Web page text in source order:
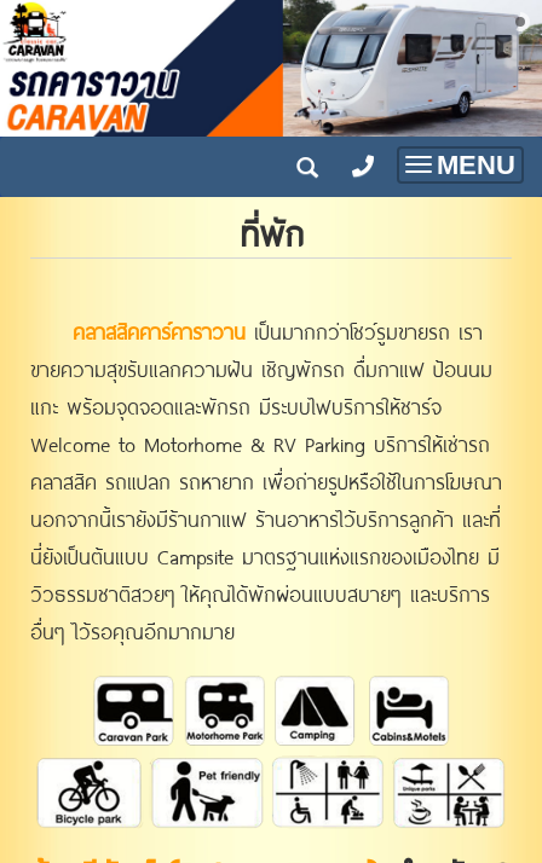
Toggle
MENU
ที่พัก
คลาสสิคคาร์คาราวาน ‬เป็นมากกว่าโชว์รูมขายรถ เรา
ขายความสุขรับแลกความฝัน ‬เชิญพักรถ ดื่มกาแฟ ป้อนนม
แกะ พร้อมจุดจอดและพักรถ มีระบบไฟบริการให้ชาร์จ
Welcome to Motorhome & RV Parking บริการให้เช่ารถ
คลาสสิค รถแปลก รถหายาก เพื่อถ่ายรูปหรือใช้ในการโฆษณา
นอกจากนี้เรายังมีร้านกาแฟ ร้านอาหารไว้บริการลูกค้า และที่
นี่ยังเป็นต้นแบบ Campsite มาตรฐานแห่งแรกของเมืองไทย มี
วิวธรรมชาติสวยๆ ให้คุณได้พักผ่อนแบบสบายๆ และบริการ
อื่นๆ ไว้รอคุณอีกมากมาย